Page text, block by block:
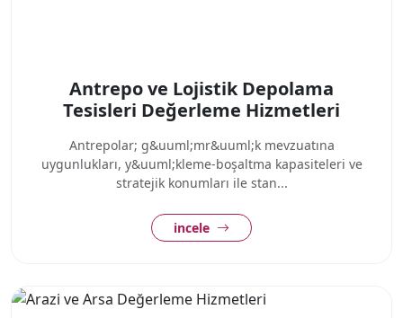
Antrepo ve Lojistik Depolama
Tesisleri Değerleme Hizmetleri
Antrepolar; g&uuml;mr&uuml;k mevzuatına
uygunlukları, y&uuml;kleme-boşaltma kapasiteleri ve
stratejik konumları ile stan...
incele